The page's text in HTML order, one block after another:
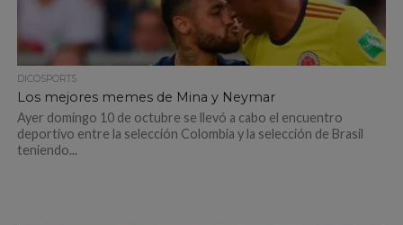
DICOSPORTS
Los mejores memes de Mina y Neymar
Ayer domingo 10 de octubre se llevó a cabo el encuentro
deportivo entre la selección Colombia y la selección de Brasil
teniendo...